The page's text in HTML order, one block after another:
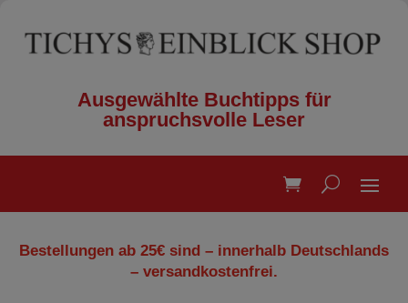
Ausgewählte Buchtipps für
anspruchsvolle Leser
Bestellungen ab 25€ sind – innerhalb Deutschlands
– versandkostenfrei.